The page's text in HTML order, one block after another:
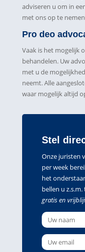
adviseren u om in
met ons op te
Pro deo
Vaak is het mogelijk
behandelen. Uw
met u de
neemt. Alle
waar mogelijk altijd
Stel
Onze juristen
per week
het
bellen u z.s.m.
gratis en